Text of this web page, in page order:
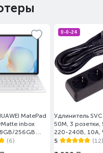
MatePad
inbox
256GB
W09FK
(6)
0-0-24
Удлинитель
50M, 3 розетки,
220-240В, 10A,
5
(12)